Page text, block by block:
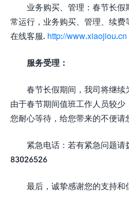
业务购买、管理：春节长
常运行，业务购买、管理、续费
在线客服. http://www.xiaojiou.cn
服务受理：
春节长假期间，我司将继续
由于春节期间值班工作人员较
您耐心等待，给您带来的不便请
紧急电话：若有紧急问题
83026526
最后，诚挚感谢您的支持和